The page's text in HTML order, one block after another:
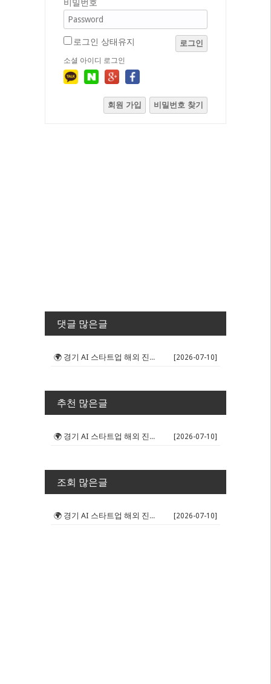
비밀번호
로그인 상태유지 로그인
소셜 아이디 로그인
회원 가입 비밀번호 찾기
댓글 많은글
🌍 경기 AI 스타트업 해외 진출 판... [2026-07-10]
추천 많은글
🌍 경기 AI 스타트업 해외 진출 판... [2026-07-10]
조회 많은글
🌍 경기 AI 스타트업 해외 진출 판... [2026-07-10]